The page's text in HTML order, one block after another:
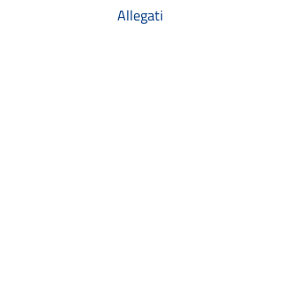
Allegati